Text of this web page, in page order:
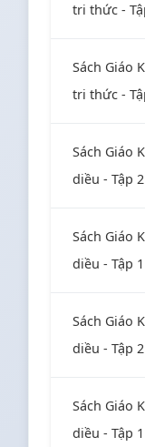
tri thức -
Sách Giáo
tri thức -
Sách Giáo
diều - Tập 2
Sách Giáo
diều - Tập 1
Sách Giáo
diều - Tập 2
Sách Giáo
diều - Tập 1